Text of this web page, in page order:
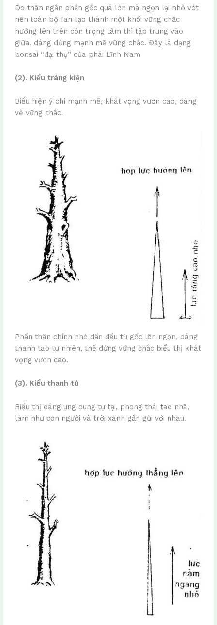
Do thân ngắn phần gốc quá lớn mà ngọn lại nhỏ vót
nên toàn bộ fan tạo thành một khối vững chắc
hướng lên trên còn trọng tâm thì tập trung vào
giữa, dáng đứng mạnh mẽ vững chắc. Đây là dạng
bonsai “đại thụ” của phái Lĩnh Nam
(2). Kiểu tráng kiện
Biểu hiện ý chí mạnh mẽ, khát vọng vươn cao, dáng
vẻ vững chắc.
Phần thân chính nhỏ dần đều từ gốc lên ngọn, dáng
thanh tao tự nhiên, thế đứng vững chắc biểu thị khát
vọng vươn cao.
(3). Kiểu thanh tú
Biểu thị dáng ung dung tự tại, phong thái tao nhã,
làm như con người và trời xanh gần gũi với nhau.